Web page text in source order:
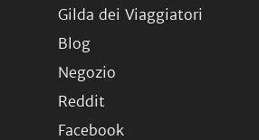
Gilda dei Viaggiatori
Blog
Negozio
Reddit
Facebook